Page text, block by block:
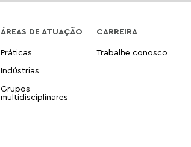
ÁREAS DE ATUAÇÃO
Práticas
Indústrias
Grupos
multidisciplinares
CARREIRA
Trabalhe conosco